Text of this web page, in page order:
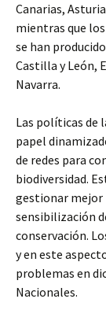
Canarias,
mientras que
se han
Castilla y León,
Navarra.
Las políticas de
papel
de redes para
biodiversidad.
gestionar mejor
sensibilización
conservación.
y en este
problemas en
Nacionales.